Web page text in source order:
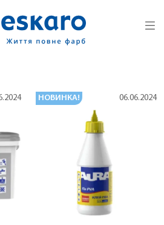
НОВИНКА! 06.06.2024